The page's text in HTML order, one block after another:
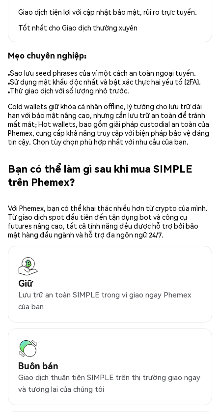
Giao dịch tiện lợi với cập nhật bảo mật, rủi ro trực tuyến.
Tốt nhất cho Giao dịch thường xuyên
Mẹo chuyên nghiệp:
Sao lưu seed phrases của ví một cách an toàn ngoại tuyến.
Sử dụng mật khẩu độc nhất và bật xác thực hai yếu tố (2FA).
Thử giao dịch với số lượng nhỏ trước.
Cold wallets giữ khóa cá nhân offline, lý tưởng cho lưu trữ dài
hạn với bảo mật nâng cao, nhưng cần lưu trữ an toàn để tránh
mất mát; Hot wallets, bao gồm giải pháp custodial an toàn của
Phemex, cung cấp khả năng truy cập với biện pháp bảo vệ đáng
tin cậy. Chọn tùy chọn phù hợp nhất với nhu cầu của bạn.
Bạn có thể làm gì sau khi mua SIMPLE
trên Phemex?
Với Phemex, bạn có thể khai thác nhiều hơn từ crypto của mình.
Từ giao dịch spot đầu tiên đến tận dụng bot và công cụ
futures nâng cao, tất cả tính năng đều được hỗ trợ bởi bảo
mật hàng đầu ngành và hỗ trợ đa ngôn ngữ 24/7.
Giữ
Lưu trữ an toàn SIMPLE trong ví giao ngay Phemex
của bạn
Buôn bán
Giao dịch thuận tiện SIMPLE trên thị trường giao ngay
và tương lai của chúng tôi